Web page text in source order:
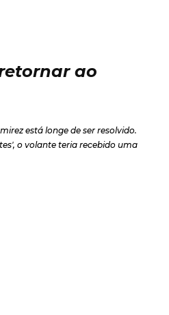
ao
está longe de ser resolvido.
o volante teria recebido uma